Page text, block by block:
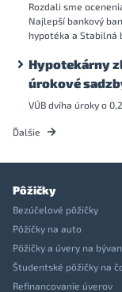
Rozdali sme
Najlepší bankový
hypotéka a Stabilná
Hypotekárny
úrokové
VÚB dvíha úroky o
Ďalšie
Pôžičky
Bezúčelové pôžičky
Pôžičky na auto
Pôžičky a úvery na
Študentské pôžičky na
Refinancovanie úverov